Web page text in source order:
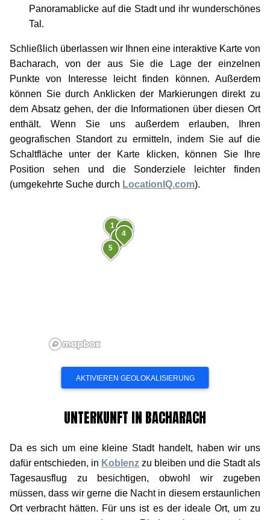
Panoramablicke auf die Stadt und ihr wunderschönes
Tal.
Schließlich überlassen wir Ihnen eine interaktive Karte von
Bacharach, von der aus Sie die Lage der einzelnen
Punkte von Interesse leicht finden können. Außerdem
können Sie durch Anklicken der Markierungen direkt zu
dem Absatz gehen, der die Informationen über diesen Ort
enthält. Wenn Sie uns außerdem erlauben, Ihren
geografischen Standort zu ermitteln, indem Sie auf die
Schaltfläche unter der Karte klicken, können Sie Ihre
Position sehen und die Sonderziele leichter finden
(umgekehrte Suche durch LocationIQ.com).
1
2
3 4
5
UNTERKUNFT IN BACHARACH
Da es sich um eine kleine Stadt handelt, haben wir uns
dafür entschieden, in Koblenz zu bleiben und die Stadt als
Tagesausflug zu besichtigen, obwohl wir zugeben
müssen, dass wir gerne die Nacht in diesem erstaunlichen
Ort verbracht hätten. Für uns ist es der ideale Ort, um zu